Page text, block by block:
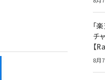
「
チ
【
8月